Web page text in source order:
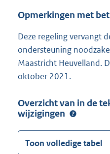
Opmerkingen met
Deze regeling vervangt
ondersteuning
Maastricht Heuvelland.
oktober 2021.
Overzicht van in de
wijzigingen
Toon volledige tabel